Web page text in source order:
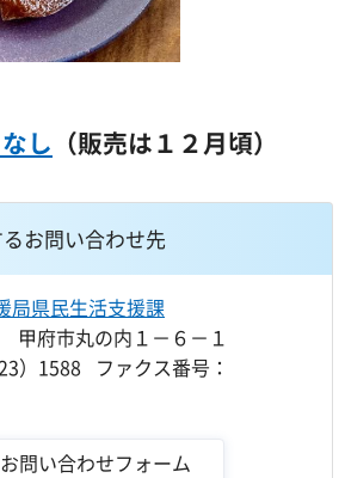
し （販売は１２月頃）
お問い合わせ先
局県民生活支援課
府市丸の内１－６－１
）1588 ファクス番号：